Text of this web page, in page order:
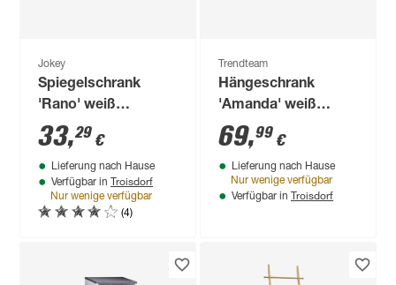
Jokey
Spiegelschrank
'Rano' weiß
Hochglanz 59 x 51 x
16 cm
33,29 €
Lieferung nach Hause
Verfügbar in Troisdorf
Nur wenige verfügbar
(4)
Trendteam
Hängeschrank
'Amanda' weiß
glänzend 37 x 77 x
23 cm
69,99 €
Lieferung nach Hause
Nur wenige verfügbar
Verfügbar in Troisdorf